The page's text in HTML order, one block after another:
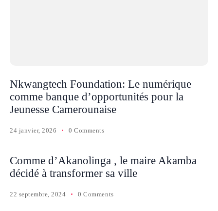
Nkwangtech Foundation: Le numérique
comme banque d’opportunités pour la
Jeunesse Camerounaise
24 janvier, 2026 0 Comments
Comme d’Akanolinga , le maire Akamba
décidé à transformer sa ville
22 septembre, 2024 0 Comments